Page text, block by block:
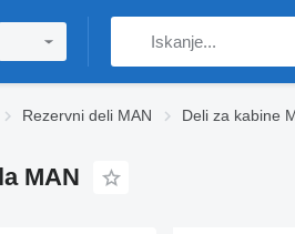
Rezervni deli MAN Deli za kabine
MAN